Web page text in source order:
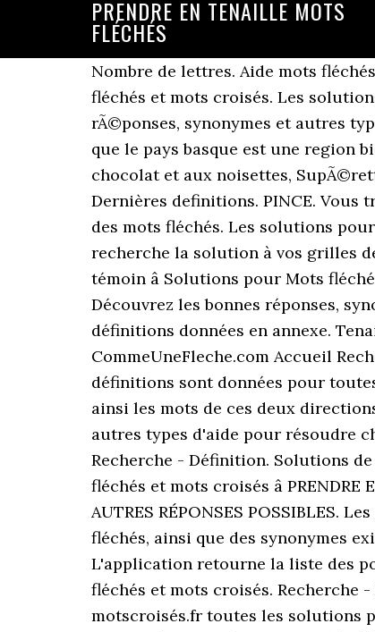
PRENDRE EN TENAILLE MOTS
FLÉCHÉS
Nombre de lettres. Aide mots
fléchés et mots croisés. Les
rÃ©ponses, synonymes et autres
que le pays basque est une region
chocolat et aux noisettes,
Dernières definitions. PINCE. Vous
des mots fléchés. Les solutions
recherche la solution à vos grilles
témoin â Solutions pour Mots
Découvrez les bonnes réponses,
définitions données en annexe.
CommeUneFleche.com Accueil
définitions sont données pour
ainsi les mots de ces deux
autres types d'aide pour résoudre
Recherche - Définition. Solutions
fléchés et mots croisés â
AUTRES RÉPONSES POSSIBLES.
fléchés, ainsi que des synonymes
L'application retourne la liste des
fléchés et mots croisés. Recherche
motscroisés.fr toutes les solutions